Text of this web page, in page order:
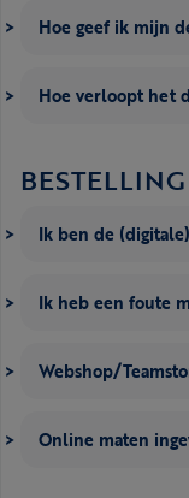
Hoe geef ik mijn
Hoe verloopt het
BESTELLING
Ik ben de
Ik heb een foute
Webshop/
Online maten